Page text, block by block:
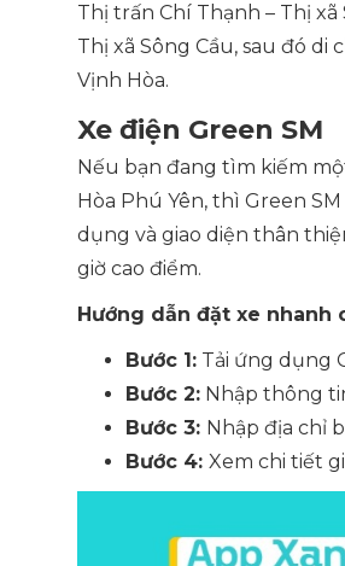
Thị trấn Chí Thạnh – Thị xã
Thị xã Sông Cầu, sau đó
Vịnh Hòa.
Xe điện Green SM
Nếu bạn đang tìm kiếm
Hòa Phú Yên, thì Green
dụng và giao diện thân
giờ cao điểm.
Hướng dẫn đặt xe nhanh
Bước 1: Tải ứng dụng
Bước 2: Nhập thông
Bước 3: Nhập địa chỉ
Bước 4: Xem chi tiết